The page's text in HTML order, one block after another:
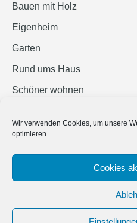
Wir verwenden Cookies, um unsere
optimieren.
Cookies
Bauen mit Holz
Eigenheim
Garten
Rund ums Haus
Schöner wohnen